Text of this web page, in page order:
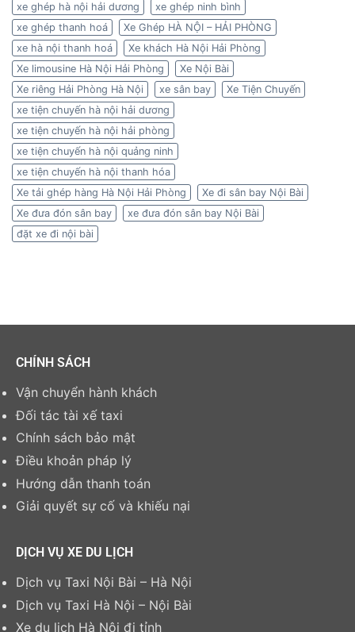
xe ghép hà nội hải dương
xe ghép ninh bình
xe ghép thanh hoá
Xe Ghép HÀ NỘI – HẢI PHÒNG
xe hà nội thanh hoá
Xe khách Hà Nội Hải Phòng
Xe limousine Hà Nội Hải Phòng
Xe Nội Bài
Xe riêng Hải Phòng Hà Nội
xe sân bay
Xe Tiện Chuyến
xe tiện chuyến hà nội hải dương
xe tiện chuyến hà nội hải phòng
xe tiện chuyến hà nội quảng ninh
xe tiện chuyến hà nội thanh hóa
Xe tải ghép hàng Hà Nội Hải Phòng
Xe đi sân bay Nội Bài
Xe đưa đón sân bay
xe đưa đón sân bay Nội Bài
đặt xe đi nội bài
CHÍNH SÁCH
Vận chuyển hành khách
Đối tác tài xế taxi
Chính sách bảo mật
Điều khoản pháp lý
Hướng dẫn thanh toán
Giải quyết sự cố và khiếu nại
DỊCH VỤ XE DU LỊCH
Dịch vụ Taxi Nội Bài – Hà Nội
Dịch vụ Taxi Hà Nội – Nội Bài
Xe du lịch Hà Nội đi tỉnh